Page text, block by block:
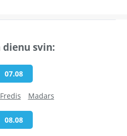
dienu svin:
07.08
Fredis Madars
08.08